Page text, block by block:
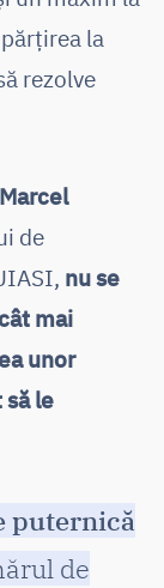
la
rezolve
de
nu se
mai
unor
le
puternică
de